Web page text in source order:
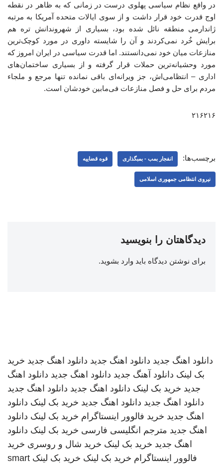
در واقع نظام سیاسی پهلوی درست در زمانی که به ظاهر در نقطه
اوج قدرت خود قرار داشت و از سوی ایالات متحده آمریکا به مرتبه
ژاندارمی منطقه نائل شده بود، بسیاری از شهروندانش تره هم
برایش خُرد نمی‌کردند و آن را شایسته داوری در مورد کوچک‌ترین
منازعات میان خود نمی‌دانستند. اما قدرت سیاسی در ایران امروز که
مورد وحشیانه‌ترین حملات قرار گرفته و از بسیاری ساختمان‌های
اداری – انتظامی‌اش، جز ویرانه‌ای باقی نمانده تنها مرجع و ملجاء
مردم برای حل و فصل منازعات فی‌مابین خودشان است.
۲۱۶۲۱۶
برچسب‌ها: انفجار بمب - بمبگذاری قوه قضاییه
نیروی انتظامی جمهوری اسلامی
دیدگاهتان را بنویسید
برای نوشتن دیدگاه باید وارد بشوید.
دانلود اهنگ جدید دانلود اهنگ جدید دانلود اهنگ جدید خرید
بک لینک دانلود آهنگ جدید دانلود اهنگ جدید دانلود اهنگ
جدید خرید بک لینک دانلود اهنگ جدید دانلود اهنگ جدید
دانلود اهنگ جدید دانلود اهنگ جدید خرید بک لینک دانلود
اهنگ جدید خرید فالوور اینستاگرام خرید بک لینک دانلود
اهنگ جدید مترجم انگلیسی فارسی خرید بک لینک دانلود
اهنگ جدید خرید بک لینک خرید شال و روسری خرید
فالوور اینستاگرام خرید بک لینک خرید بک لینک smart